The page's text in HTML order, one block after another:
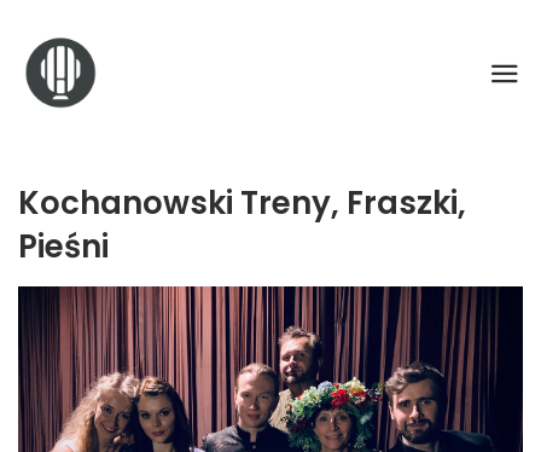
Kochanowski Treny, Fraszki,
Pieśni